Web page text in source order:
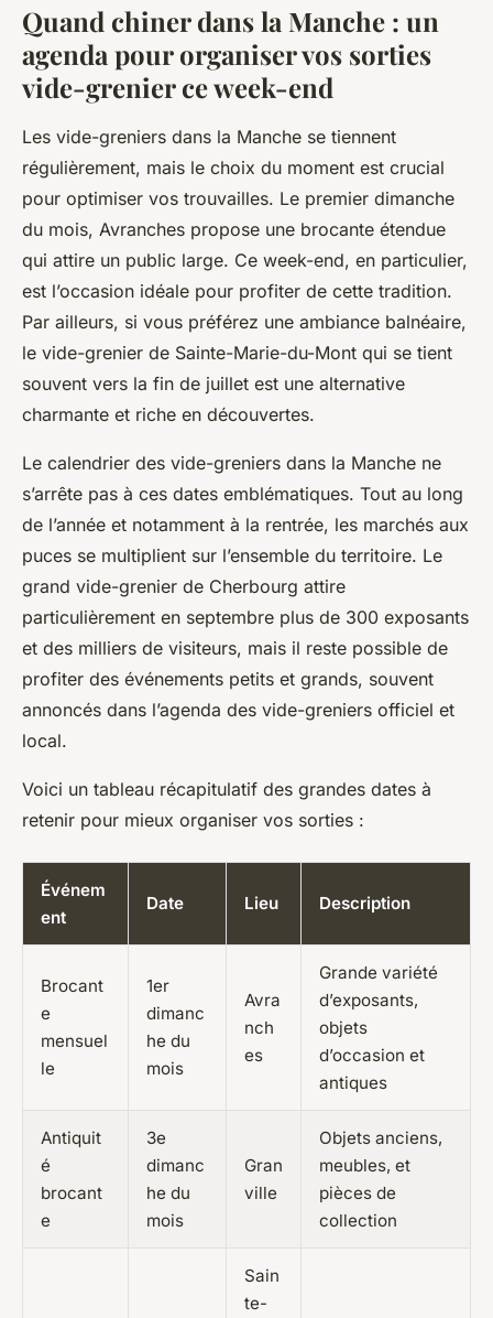
Quand chiner dans la Manche : un
agenda pour organiser vos sorties
vide-grenier ce week-end
Les vide-greniers dans la Manche se tiennent
régulièrement, mais le choix du moment est crucial
pour optimiser vos trouvailles. Le premier dimanche
du mois, Avranches propose une brocante étendue
qui attire un public large. Ce week-end, en particulier,
est l’occasion idéale pour profiter de cette tradition.
Par ailleurs, si vous préférez une ambiance balnéaire,
le vide-grenier de Sainte-Marie-du-Mont qui se tient
souvent vers la fin de juillet est une alternative
charmante et riche en découvertes.
Le calendrier des vide-greniers dans la Manche ne
s’arrête pas à ces dates emblématiques. Tout au long
de l’année et notamment à la rentrée, les marchés aux
puces se multiplient sur l’ensemble du territoire. Le
grand vide-grenier de Cherbourg attire
particulièrement en septembre plus de 300 exposants
et des milliers de visiteurs, mais il reste possible de
profiter des événements petits et grands, souvent
annoncés dans l’agenda des vide-greniers officiel et
local.
Voici un tableau récapitulatif des grandes dates à
retenir pour mieux organiser vos sorties :
Événem
ent
Date Lieu Description
Brocant
e
mensuel
le
1er
dimanc
he du
mois
Avra
nch
es
Grande variété
d’exposants,
objets
d’occasion et
antiques
Antiquit
é
brocant
e
3e
dimanc
he du
mois
Gran
ville
Objets anciens,
meubles, et
pièces de
collection
Sain
te-